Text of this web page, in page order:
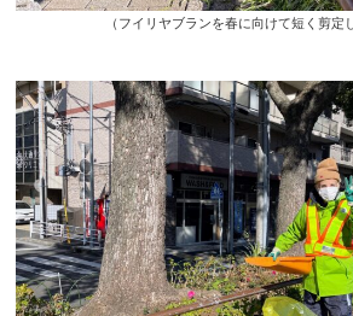
（フイリヤブランを春に向けて短く剪定